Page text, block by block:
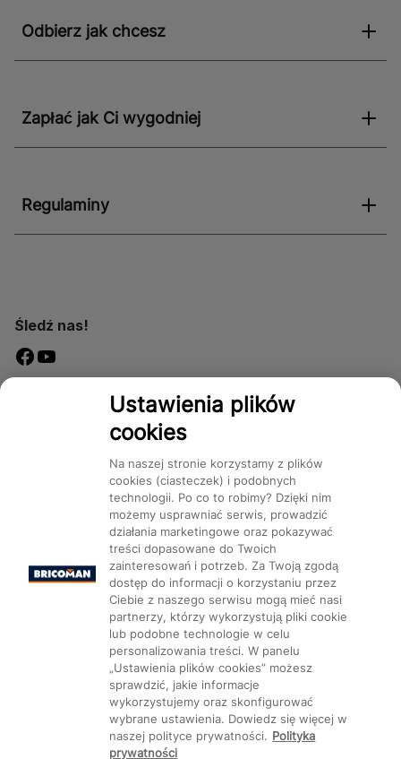
Odbierz jak chcesz
Zapłać jak Ci wygodniej
Regulaminy
Śledź nas!
Dostępność
Kategorie Produkty Marki CMS
Ustawienia plików cookie
Ustawienia plików
cookies
Na naszej stronie korzystamy z plików
cookies (ciasteczek) i podobnych
technologii. Po co to robimy? Dzięki nim
możemy usprawniać serwis, prowadzić
działania marketingowe oraz pokazywać
treści dopasowane do Twoich
zainteresowań i potrzeb. Za Twoją zgodą
dostęp do informacji o korzystaniu przez
Ciebie z naszego serwisu mogą mieć nasi
partnerzy, którzy wykorzystują pliki cookie
lub podobne technologie w celu
personalizowania treści. W panelu
„Ustawienia plików cookies” możesz
sprawdzić, jakie informacje
wykorzystujemy oraz skonfigurować
wybrane ustawienia. Dowiedz się więcej w
naszej polityce prywatności. Polityka
prywatności